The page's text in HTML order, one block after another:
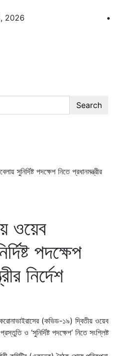
2026
চেতনায় উদ্বুদ্ধ মুখপত্র
Search
সুনির্দিষ্ট পদক্ষেপ নিতে প্রধানমন্ত্রীর
ওয়েব
পদক্ষেপ
নির্দেশ
করোনাভাইরাসের (কভিড-১৯) দ্বিতীয় ওয়েব
ও ‘সুনির্দিষ্ট পদক্ষেপ’ নিতে সংশ্লিষ্ট